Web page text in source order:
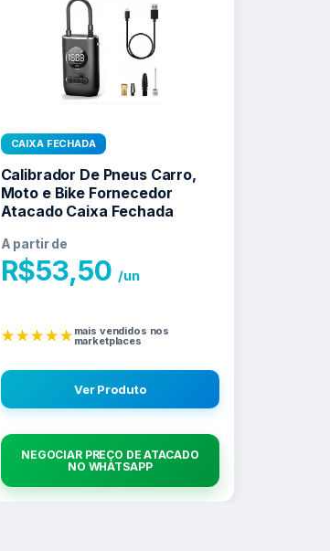
CAIXA FECHADA
Calibrador De Pneus Carro,
Moto e Bike Fornecedor
Atacado Caixa Fechada
A partir de
R$53,50 /un
★★★★★mais vendidos nos
marketplaces
Ver Produto
NEGOCIAR PREÇO DE ATACADO
NO WHATSAPP